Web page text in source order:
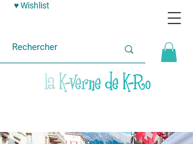
♥ Wishlist